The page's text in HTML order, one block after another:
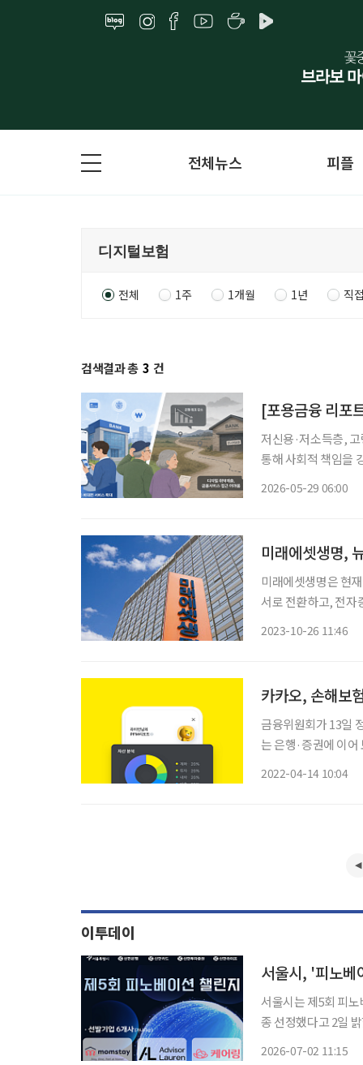
전체뉴스 피플
전체 1주 1개월 1년 직
검색결과 총 3 건
[포용금융 리포
저신용·저소득층,
통해 사회적 책임을
2026-05-29 06:00
미래에셋생명,
미래에셋생명은 현
서로 전환하고, 전자
2023-10-26 11:46
카카오, 손해보
금융위원회가 13일
는 은행·증권에 이
2022-04-14 10:04
이투데이
서울시, '피노
서울시는 제5회 피
종 선정했다고 2일 밝혔다. '피노베이션'은 핀테크와 오픈이노베이션의
2026-07-02 11:15